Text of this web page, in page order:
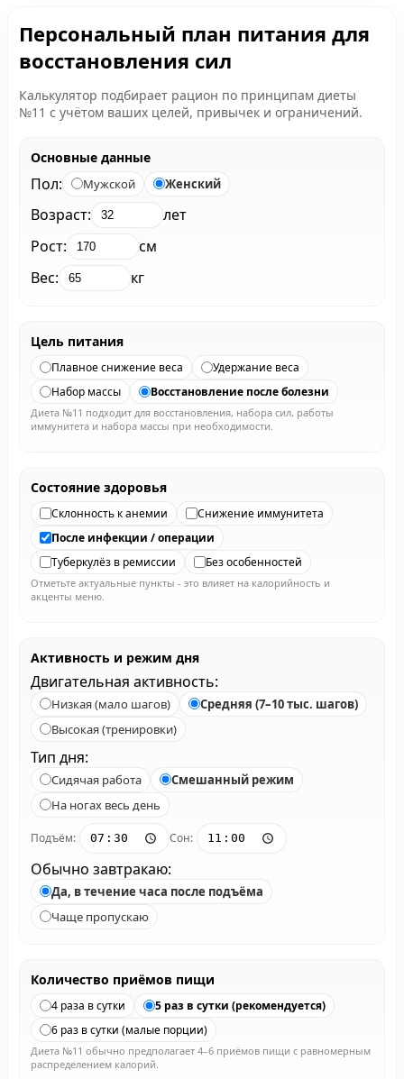
Персональный план питания для
восстановления сил
Калькулятор подбирает рацион по принципам диеты
№11 с учётом ваших целей, привычек и ограничений.
Основные данные
Пол: Мужской Женский
Возраст:
лет
Рост:
см
Вес:
кг
Цель питания
Плавное снижение веса
Удержание веса
Набор массы
Восстановление после болезни
Диета №11 подходит для восстановления, набора сил, работы
иммунитета и набора массы при необходимости.
Состояние здоровья
Склонность к анемии
Снижение иммунитета
После инфекции / операции
Туберкулёз в ремиссии
Без особенностей
Отметьте актуальные пункты - это влияет на калорийность и
акценты меню.
Активность и режим дня
Двигательная активность:
Низкая (мало шагов)
Средняя (7–10 тыс. шагов)
Высокая (тренировки)
Тип дня:
Сидячая работа
Смешанный режим
На ногах весь день
Подъём: Сон:
Обычно завтракаю:
Да, в течение часа после подъёма
Чаще пропускаю
Количество приёмов пищи
4 раза в сутки
5 раз в сутки (рекомендуется)
6 раз в сутки (малые порции)
Диета №11 обычно предполагает 4–6 приёмов пищи с равномерным
распределением калорий.